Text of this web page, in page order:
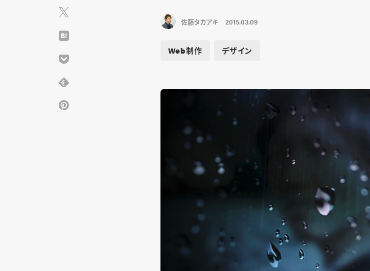
佐藤タカアキ 2015.03.09
Web制作 デザイン